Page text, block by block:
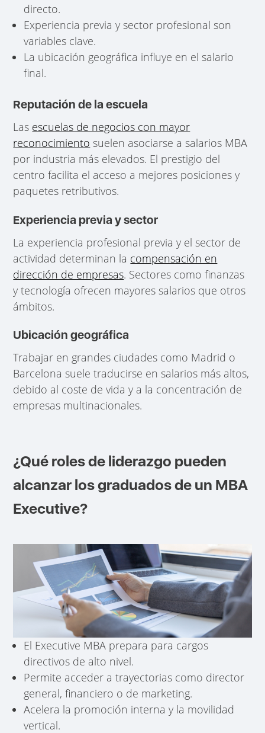
directo.
Experiencia previa y sector profesional son
variables clave.
La ubicación geográfica influye en el salario
final.
Reputación de la escuela
Las escuelas de negocios con mayor
reconocimiento suelen asociarse a salarios MBA
por industria más elevados. El prestigio del
centro facilita el acceso a mejores posiciones y
paquetes retributivos.
Experiencia previa y sector
La experiencia profesional previa y el sector de
actividad determinan la compensación en
dirección de empresas. Sectores como finanzas
y tecnología ofrecen mayores salarios que otros
ámbitos.
Ubicación geográfica
Trabajar en grandes ciudades como Madrid o
Barcelona suele traducirse en salarios más altos,
debido al coste de vida y a la concentración de
empresas multinacionales.
¿Qué roles de liderazgo pueden
alcanzar los graduados de un MBA
Executive?
El Executive MBA prepara para cargos
directivos de alto nivel.
Permite acceder a trayectorias como director
general, financiero o de marketing.
Acelera la promoción interna y la movilidad
vertical.